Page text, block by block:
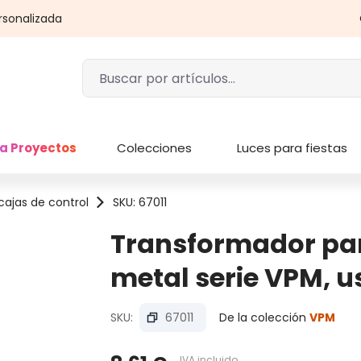
Proyectos Colecciones Luces para fiestas
de control SKU: 67011
Transformador
metal serie VPM,
SKU: 67011 De la colección VPM